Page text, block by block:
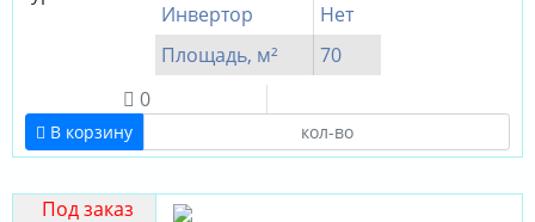
Инвертор
Нет
Площадь, м²
70
0
В корзину
Под заказ